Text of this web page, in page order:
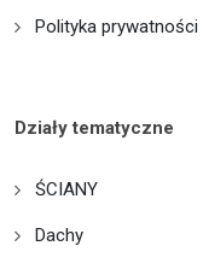
Polityka prywatności
Działy tematyczne
ŚCIANY
Dachy